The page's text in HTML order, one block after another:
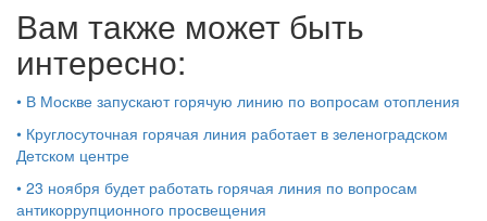
Вам также может быть
интересно:
• В Москве запускают горячую линию по вопросам отопления
• Круглосуточная горячая линия работает в зеленоградском
Детском центре
• 23 ноября будет работать горячая линия по вопросам
антикоррупционного просвещения